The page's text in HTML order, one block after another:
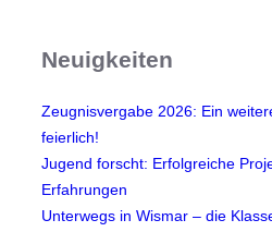
Neuigkeiten
Zeugnisvergabe 2026: Ein
feierlich!
Jugend forscht: Erfolgreiche
Erfahrungen
Unterwegs in Wismar – die